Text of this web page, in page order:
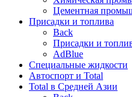
Цементная
Присадки и топлива
Back
Присадки и
AdBlue
Специальные жидкости
Автоспорт и Total
Total в Средней Азии